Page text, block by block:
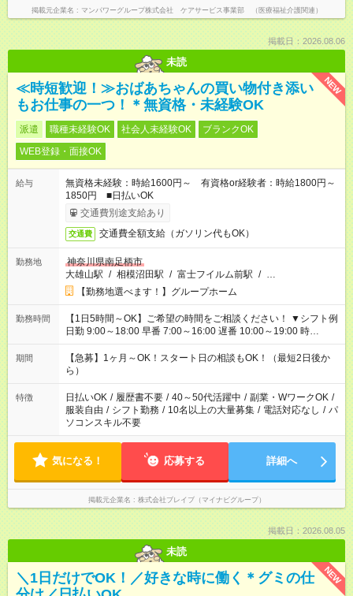
掲載元企業名 マンパワーグループ株式会社 ケアサービス事業部 （医療福祉介護関連）
掲載日：2026.08.06
未読
NEW
≪時短歓迎！≫おばあちゃんの買い物付き添い
もお仕事の一つ！＊無資格・未経験OK
派遣 職種未経験OK 社会人未経験OK
ブランクOK
WEB登録・面接OK
給与
無資格未経験：時給1600円～ 有資格or経験者：時給1800円～
1850円 ■日払いOK
交通費別途支給あり
交通費 交通費全額支給（ガソリン代もOK）
勤務地
神奈川県南足柄市
大雄山駅 / 相模沼田駅 / 富士フイルム前駅 / …
【勤務地選べます！】グループホーム
勤務時間
【1日5時間～OK】ご希望の時間をご相談ください！ ▼シフト例
日勤 9:00～18:00 早番 7:00～16:00 遅番 10:00～19:00 時
短 10:00～15:00 上記はあくまで一例です。 「夕方までには帰宅
しておきたい」 「朝はゆっくりのスタートがいい」 「お昼の時
間を有効に使いたい」 など、ご希望があれば教えてください
ね。
期間
【急募】1ヶ月～OK！スタート日の相談もOK！（最短2日後か
ら）
特徴 日払いOK / 履歴書不要 / 40～50代活躍中 / 副業・WワークOK /
服装自由 / シフト勤務 / 10名以上の大量募集 / 電話対応なし / パ
ソコンスキル不要
気になる！ 応募する 詳細へ
掲載元企業名 株式会社ブレイブ（マイナビグループ）
掲載日：2026.08.05
未読
NEW
＼1日だけでOK！／好きな時に働く＊グミの仕